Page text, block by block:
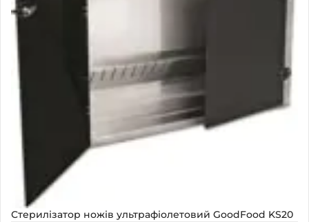
Стерилізатор ножів ультрафіолетовий GoodFood KS20